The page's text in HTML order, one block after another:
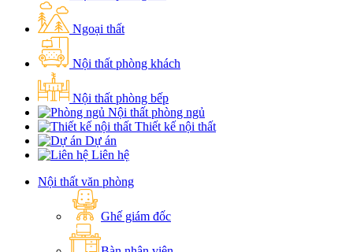
Ngoại thất
Nội thất phòng khách
Nội thất phòng bếp
Nội thất phòng ngủ
Thiết kế nội thất
Dự án
Liên hệ
Nội thất văn phòng
Ghế giám đốc